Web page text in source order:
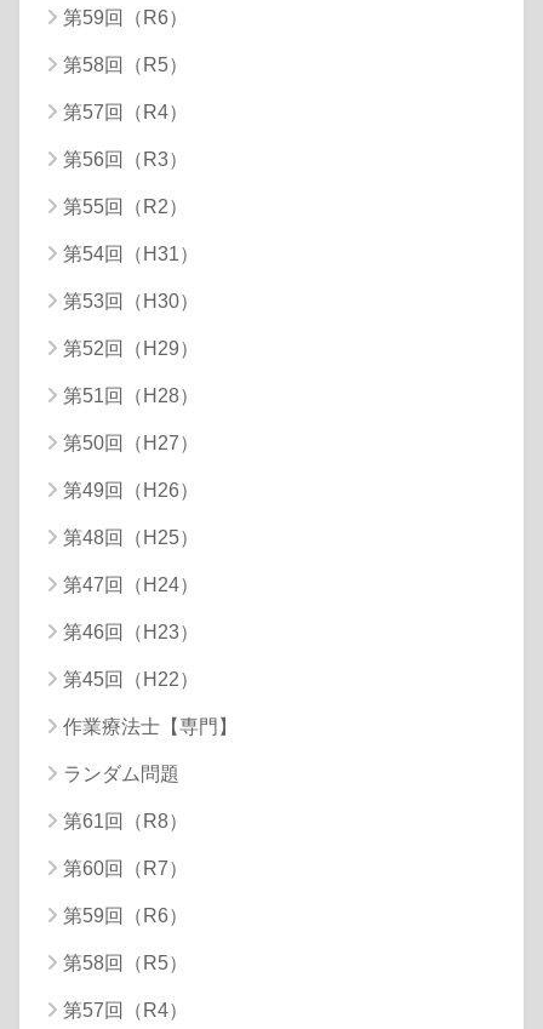
第59回（R6）
第58回（R5）
第57回（R4）
第56回（R3）
第55回（R2）
第54回（H31）
第53回（H30）
第52回（H29）
第51回（H28）
第50回（H27）
第49回（H26）
第48回（H25）
第47回（H24）
第46回（H23）
第45回（H22）
作業療法士【専門】
ランダム問題
第61回（R8）
第60回（R7）
第59回（R6）
第58回（R5）
第57回（R4）